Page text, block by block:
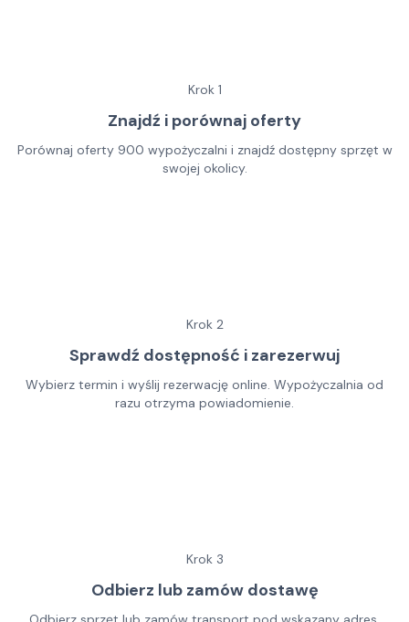
Krok 1
Znajdź i porównaj oferty
Porównaj oferty 900 wypożyczalni i znajdź dostępny sprzęt w
swojej okolicy.
Krok 2
Sprawdź dostępność i zarezerwuj
Wybierz termin i wyślij rezerwację online. Wypożyczalnia od
razu otrzyma powiadomienie.
Krok 3
Odbierz lub zamów dostawę